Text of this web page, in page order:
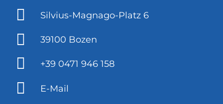
Silvius-Magnago-Platz 6
39100 Bozen
+39 0471 946 158
E-Mail